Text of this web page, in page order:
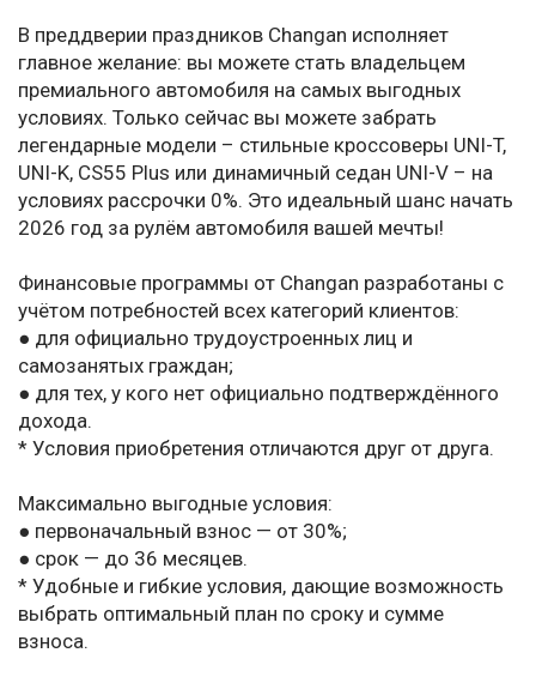
В преддверии праздников Changan исполняет
главное желание: вы можете стать владельцем
премиального автомобиля на самых выгодных
условиях. Только сейчас вы можете забрать
легендарные модели – стильные кроссоверы UNI-T,
UNI-K, CS55 Plus или динамичный седан UNI-V – на
условиях рассрочки 0%. Это идеальный шанс начать
2026 год за рулём автомобиля вашей мечты!
Финансовые программы от Changan разработаны с
учётом потребностей всех категорий клиентов:
● для официально трудоустроенных лиц и
самозанятых граждан;
● для тех, у кого нет официально подтверждённого
дохода.
* Условия приобретения отличаются друг от друга.
Максимально выгодные условия:
● первоначальный взнос — от 30%;
● срок — до 36 месяцев.
* Удобные и гибкие условия, дающие возможность
выбрать оптимальный план по сроку и сумме
взноса.